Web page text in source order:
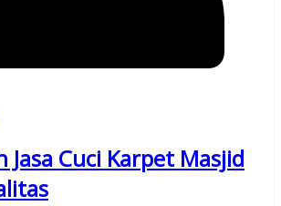
Jasa Cuci Karpet Masjid